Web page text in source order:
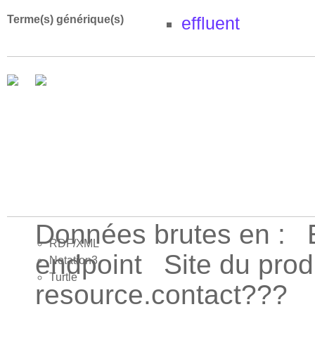
Terme(s) générique(s) effluent
Données brutes en :
RDF/XML
Notation3
Turtle
endpoint
Site du
resource.contact???